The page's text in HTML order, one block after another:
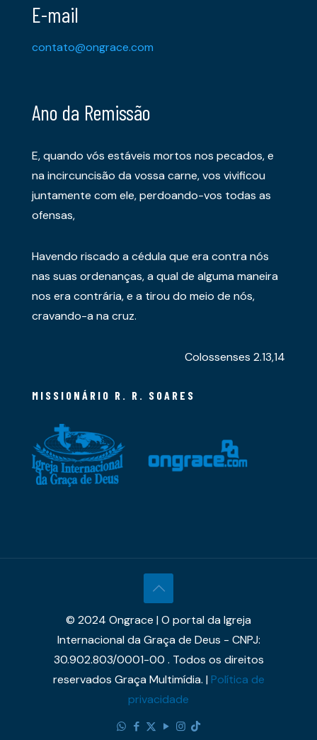
E-mail
contato@ongrace.com
Ano da Remissão
E, quando vós estáveis mortos nos pecados, e
na incircuncisão da vossa carne, vos vivificou
juntamente com ele, perdoando-vos todas as
ofensas,
Havendo riscado a cédula que era contra nós
nas suas ordenanças, a qual de alguma maneira
nos era contrária, e a tirou do meio de nós,
cravando-a na cruz.
Colossenses 2.13,14
MISSIONÁRIO R. R. SOARES
© 2024 Ongrace | O portal da Igreja
Internacional da Graça de Deus - CNPJ:
30.902.803/0001-00 . Todos os direitos
reservados Graça Multimídia. |Política de
privacidade